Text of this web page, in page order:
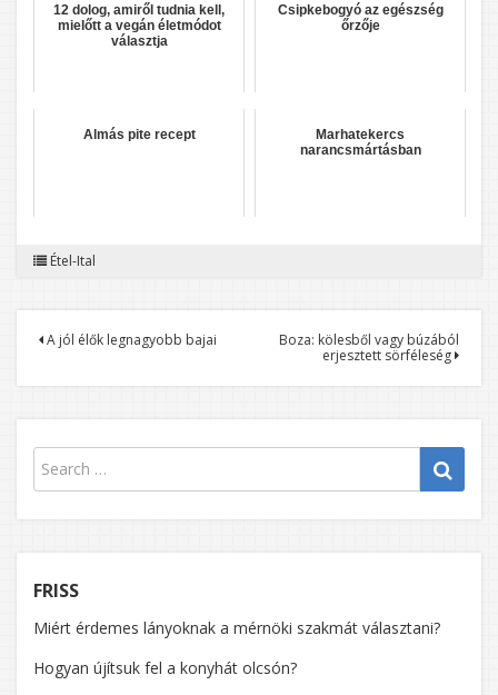
12 dolog, amiről tudnia kell,
mielőtt a vegán életmódot
választja
Csipkebogyó az egészség
őrzője
Almás pite recept
Marhatekercs
narancsmártásban
Étel-Ital
Bejegyzés
navigáció
A jól élők legnagyobb bajai
Boza: kölesből vagy búzából
erjesztett sörféleség
FRISS
Miért érdemes lányoknak a mérnöki szakmát választani?
Hogyan újítsuk fel a konyhát olcsón?